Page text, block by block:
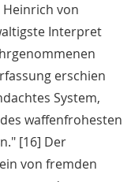
von
Interpret
erschien
System,
waffenfrohesten
[16] Der
von fremden